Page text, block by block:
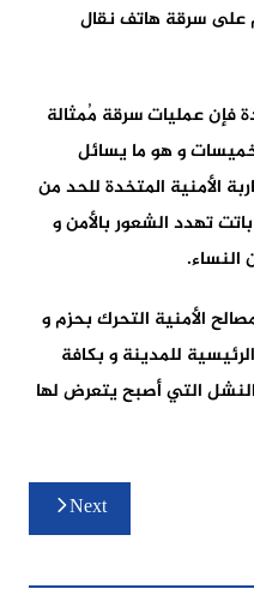
سرقة هاتف نقال
فإن عمليات سرقة مُمثالة
و هو ما يسائل
الأمنية المتخدة للحد من
تهدد الشعور بالأمن و
النساء.
الأمنية التحرك بحزم و
للمدينة و بكافة
التي أصبح يتعرض لها
Next